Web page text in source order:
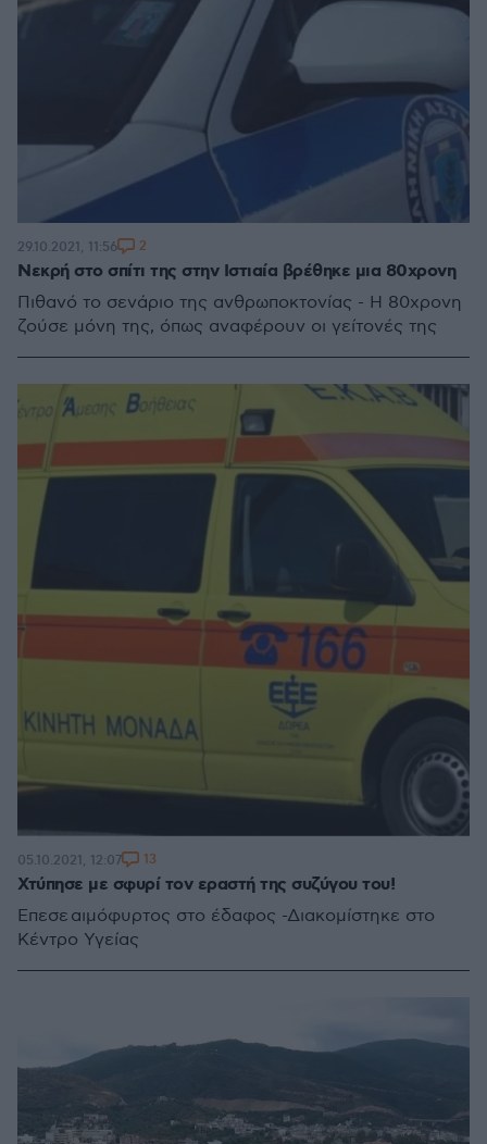
Νεκρή στο σπίτι της στην Ιστιαία βρέθηκε μια 80χρονη
Πιθανό το σενάριο της ανθρωποκτονίας - Η 80χρονη
ζούσε μόνη της, όπως αναφέρουν οι γείτονές της
29.10.2021, 11:56 2
Χτύπησε με σφυρί τον εραστή της συζύγου του!
Έπεσε αιμόφυρτος στο έδαφος -Διακομίστηκε στο
Κέντρο Υγείας
05.10.2021, 12:07 13